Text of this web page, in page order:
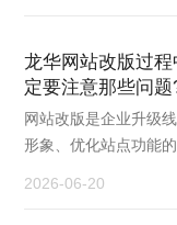
龙华网站改版过程
定要注意那些问题
网站改版是企业升级
形象、优化站点功能
2026-06-20